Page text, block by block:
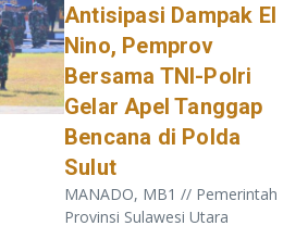
​Antisipasi Dampak El
Nino, Pemprov
Bersama TNI-Polri
Gelar Apel Tanggap
Bencana di Polda
Sulut
MANADO, MB1 // Pemerintah
Provinsi Sulawesi Utara